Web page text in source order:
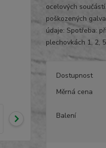
ocelových
poškozených
údaje: Spotřeba:
plechovkách 1, 2,
Dostupnost
Měrná cena
Balení